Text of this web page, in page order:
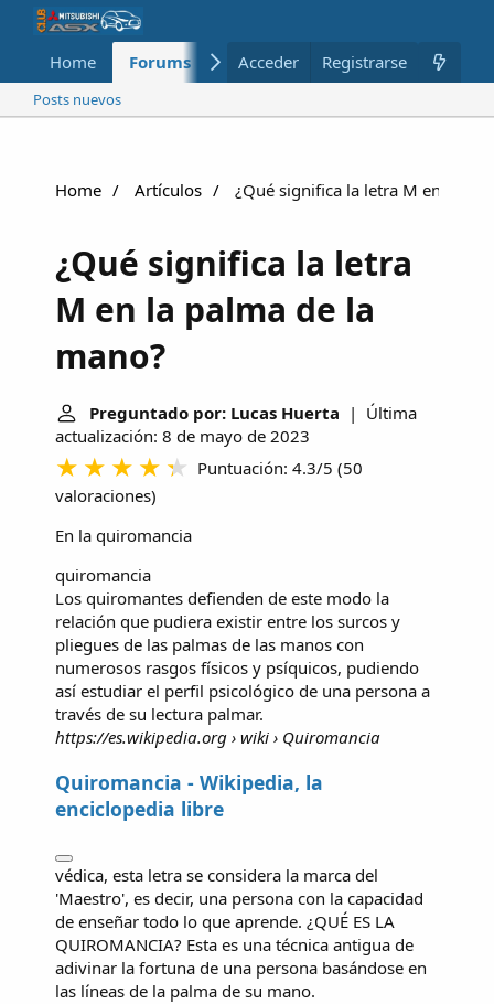
Home Forums Nuevo Miembros
Acceder Registrarse
Posts nuevos
Home Artículos ¿Qué significa la letra M en la
¿Qué significa la letra
M en la palma de la
mano?
Preguntado por: Lucas Huerta | Última
actualización: 8 de mayo de 2023
Puntuación: 4.3/5 (50
valoraciones)
En la quiromancia
quiromancia
Los quiromantes defienden de este modo la
relación que pudiera existir entre los surcos y
pliegues de las palmas de las manos con
numerosos rasgos físicos y psíquicos, pudiendo
así estudiar el perfil psicológico de una persona a
través de su lectura palmar.
https://es.wikipedia.org › wiki › Quiromancia
Quiromancia - Wikipedia, la
enciclopedia libre
védica, esta letra se considera la marca del
'Maestro', es decir, una persona con la capacidad
de enseñar todo lo que aprende. ¿QUÉ ES LA
QUIROMANCIA? Esta es una técnica antigua de
adivinar la fortuna de una persona basándose en
las líneas de la palma de su mano.